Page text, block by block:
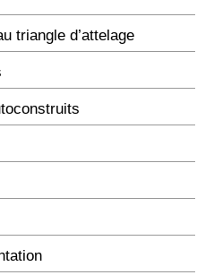
triangle d’attelage